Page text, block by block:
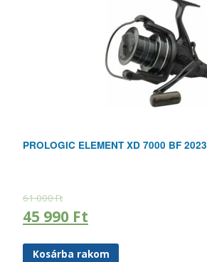
PROLOGIC ELEMENT XD 7000 BF 2023
61 000Ft
45 990 Ft
Kosárba rakom